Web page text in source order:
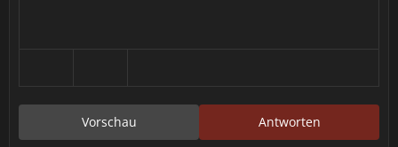
Antworten
Vorschau